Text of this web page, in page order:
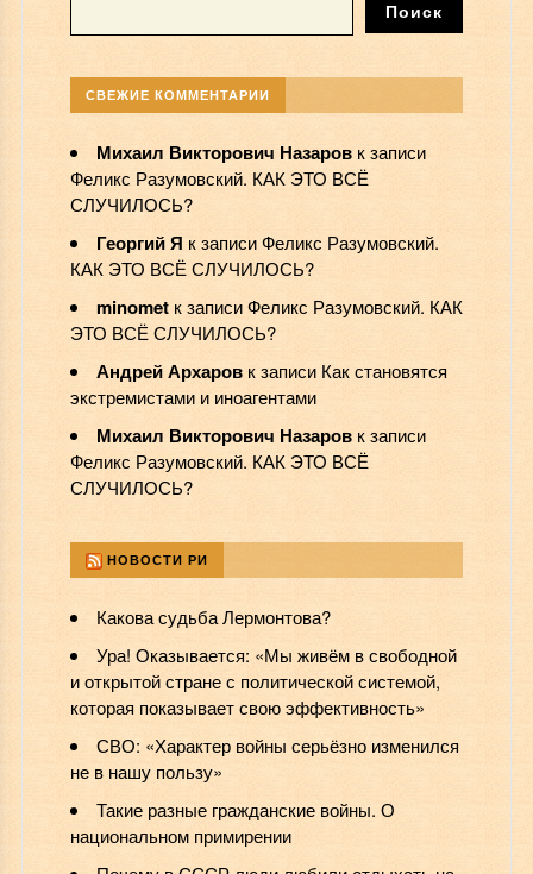
СВЕЖИЕ КОММЕНТАРИИ
Михаил Викторович Назаровк записи
Феликс Разумовский. КАК ЭТО ВСЁ
СЛУЧИЛОСЬ?
Георгий Я к записиФеликс Разумовский.
КАК ЭТО ВСЁ СЛУЧИЛОСЬ?
minometк записиФеликс Разумовский. КАК
ЭТО ВСЁ СЛУЧИЛОСЬ?
Андрей Архаровк записи Как становятся
экстремистами и иноагентами
Михаил Викторович Назаровк записи
Феликс Разумовский. КАК ЭТО ВСЁ
СЛУЧИЛОСЬ?
НОВОСТИ РИ
Какова судьба Лермонтова?
Ура! Оказывается: «Мы живём в свободной
и открытой стране с политической системой,
которая показывает свою эффективность»
СВО: «Характер войны серьёзно изменился
не в нашу пользу»
️Такие разные гражданские войны. О
национальном примирении